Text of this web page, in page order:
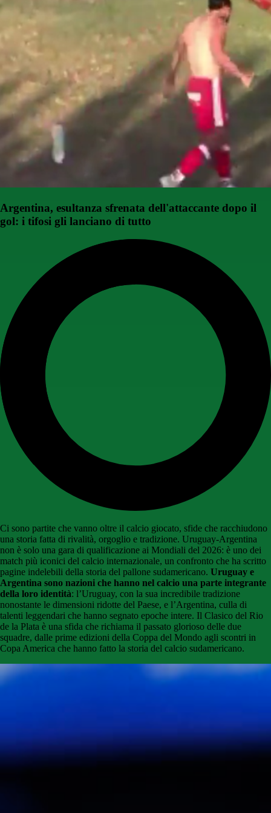
Argentina, esultanza sfrenata dell'attaccante dopo il
gol: i tifosi gli lanciano di tutto
Ci sono partite che vanno oltre il calcio giocato, sfide che racchiudono
una storia fatta di rivalità, orgoglio e tradizione. Uruguay-Argentina
non è solo una gara di qualificazione ai Mondiali del 2026: è uno dei
match più iconici del calcio internazionale, un confronto che ha scritto
pagine indelebili della storia del pallone sudamericano. Uruguay e
Argentina sono nazioni che hanno nel calcio una parte integrante
della loro identità: l’Uruguay, con la sua incredibile tradizione
nonostante le dimensioni ridotte del Paese, e l’Argentina, culla di
talenti leggendari che hanno segnato epoche intere. Il Clasico del Rio
de la Plata è una sfida che richiama il passato glorioso delle due
squadre, dalle prime edizioni della Coppa del Mondo agli scontri in
Copa America che hanno fatto la storia del calcio sudamericano.